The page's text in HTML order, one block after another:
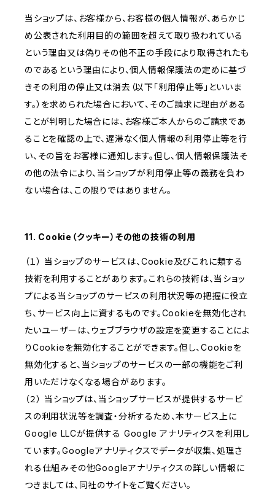
当ショップは、お客様から、お客様の個人情報が、あらかじ
め公表された利用目的の範囲を超えて取り扱われている
という理由又は偽りその他不正の手段により取得されたも
のであるという理由により、個人情報保護法の定めに基づ
きその利用の停止又は消去（以下「利用停止等」といいま
す。）を求められた場合において、そのご請求に理由がある
ことが判明した場合には、お客様ご本人からのご請求であ
ることを確認の上で、遅滞なく個人情報の利用停止等を行
い、その旨をお客様に通知します。但し、個人情報保護法そ
の他の法令により、当ショップが利用停止等の義務を負わ
ない場合は、この限りではありません。
11. Cookie（クッキー）その他の技術の利用
（１） 当ショップのサービスは、Cookie及びこれに類する
技術を利用することがあります。これらの技術は、当ショッ
プによる当ショップのサービスの利用状況等の把握に役立
ち、サービス向上に資するものです。Cookieを無効化され
たいユーザーは、ウェブブラウザの設定を変更することによ
りCookieを無効化することができます。但し、Cookieを
無効化すると、当ショップのサービスの一部の機能をご利
用いただけなくなる場合があります。
（２） 当ショップは、当ショップサービスが提供するサービ
スの利用状況等を調査・分析するため、本サービス上に
Google LLCが提供する Google アナリティクスを利用し
ています。Googleアナリティクスでデータが収集、処理さ
れる仕組みその他Googleアナリティクスの詳しい情報に
つきましては、同社のサイトをご覧ください。